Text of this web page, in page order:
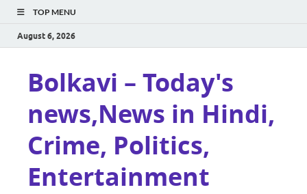
TOP MENU
August 6, 2026
Bolkavi – Today's
news,News in Hindi,
Crime, Politics,
Entertainment